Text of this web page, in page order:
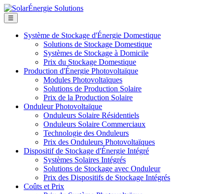
☰
Système de Stockage d'Énergie Domestique
Solutions de Stockage Domestique
Systèmes de Stockage à Domicile
Prix du Stockage Domestique
Production d'Énergie Photovoltaïque
Modules Photovoltaïques
Solutions de Production Solaire
Prix de la Production Solaire
Onduleur Photovoltaïque
Onduleurs Solaire Résidentiels
Onduleurs Solaire Commerciaux
Technologie des Onduleurs
Prix des Onduleurs Photovoltaïques
Dispositif de Stockage d'Énergie Intégré
Systèmes Solaires Intégrés
Solutions de Stockage avec Onduleur
Prix des Dispositifs de Stockage Intégrés
Coûts et Prix